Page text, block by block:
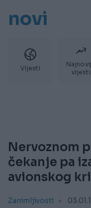
novi
Vijesti
vijesti
Nervoznom
čekanje pa
avionskog
Zanimljivosti